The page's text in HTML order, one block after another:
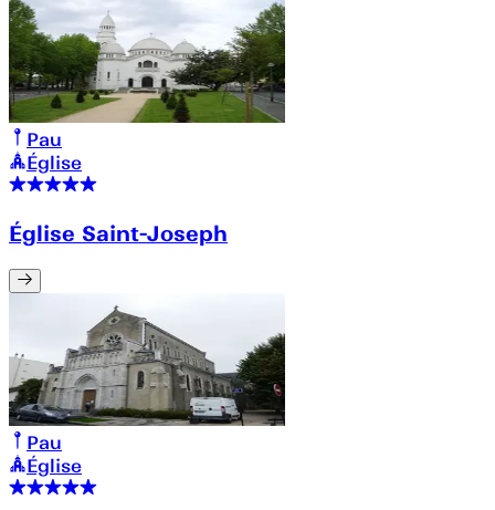
Pau
Église
Église Saint-Joseph
Pau
Église